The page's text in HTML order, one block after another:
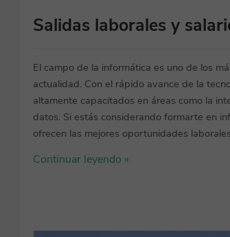
Salidas laborales y
El campo de la informática es uno de los
actualidad. Con el rápido avance de la
altamente capacitados en áreas como la
datos. Si estás considerando formarte en
ofrecen las mejores oportunidades
Continuar leyendo »